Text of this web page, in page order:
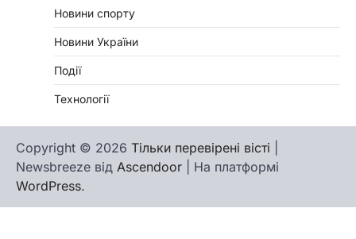
Новини спорту
Новини України
Події
Технології
Copyright © 2026 Тільки перевірені вісті
Newsbreeze від Ascendoor | На платформі
WordPress.